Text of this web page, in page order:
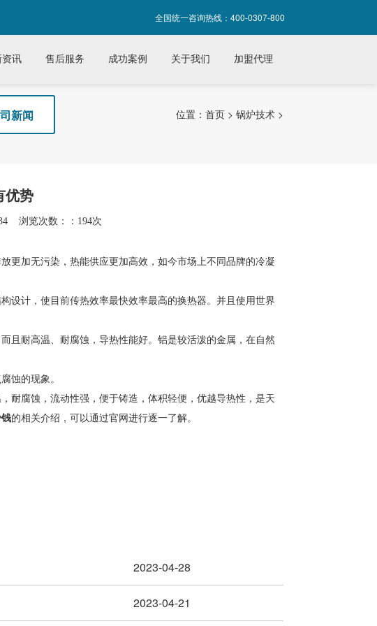
全国统一咨询热线：400-0307-800
资讯 售后服务 成功案例 关于我们 加盟代理
新闻 位置： 首页> 锅炉技术>
优势
浏览次数：：194次
更加无污染，热能供应更加高效，如今市场上不同品牌的冷凝
设计，使目前传热效率最快效率最高的换热器。并且使用世界
且耐高温、耐腐蚀，导热性能好。铝是较活泼的金属，在自然
蚀的现象。
耐腐蚀，流动性强，便于铸造，体积轻便，优越导热性，是天
的相关介绍，可以通过官网进行逐一了解。
2023-04-28
2023-04-21